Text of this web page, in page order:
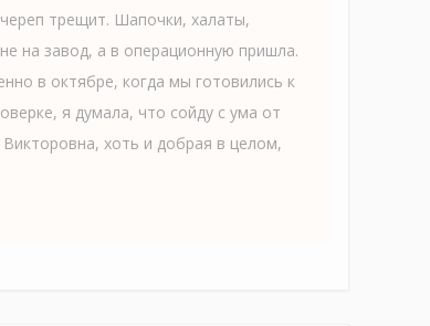
трещит. Шапочки, халаты,
на завод, а в операционную пришла.
в октябре, когда мы готовились к
я думала, что сойду с ума от
хоть и добрая в целом,